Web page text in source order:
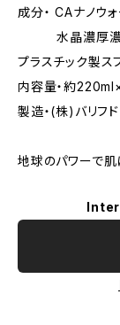
成分・ CAナノウ
水晶濃厚濃
プラスチック製ス
内容量・約
製造・(株)バリフ
地球のパワーで肌